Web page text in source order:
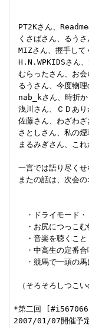
PT2Kさん、
くさばさん、るう
MIZさん、握手して
H.N.WPKIDSさん
むらったさん、お
るうさん、今度物理
nab_kさん、時折か
浅川さん、ＣＤあり
佐藤さん、わざわざ
さとしさん、私の
まるみぎさん、こ
一言では語り尽くせ
またの話は、次会の
・ドライモード・
・お尻につっこむ
・音楽を聴くこと
・中高生の定番合
・競馬で一頭の馬
（そろそろしつこい
*第二回
2007/01/07開催予